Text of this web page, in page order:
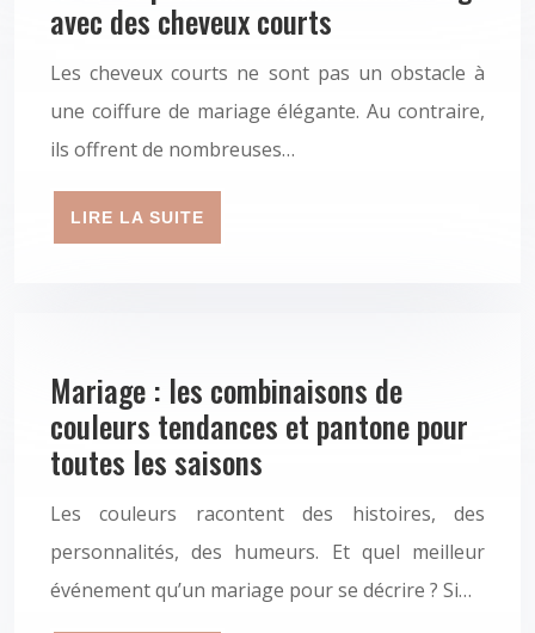
avec des cheveux courts
Les cheveux courts ne sont pas un obstacle à
une coiffure de mariage élégante. Au contraire,
ils offrent de nombreuses…
LIRE LA SUITE
Mariage : les combinaisons de
couleurs tendances et pantone pour
toutes les saisons
Les couleurs racontent des histoires, des
personnalités, des humeurs. Et quel meilleur
événement qu’un mariage pour se décrire ? Si…